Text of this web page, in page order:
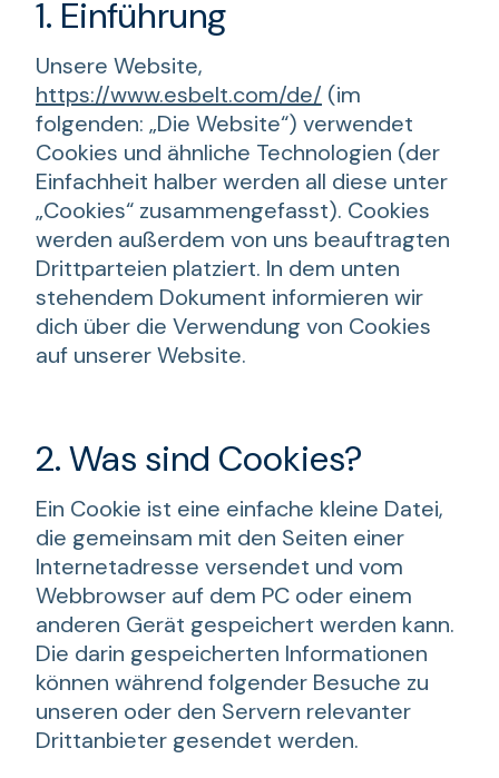
1. Einführung
Unsere Website,
https://www.esbelt.com/de/ (im
folgenden: „Die Website“) verwendet
Cookies und ähnliche Technologien (der
Einfachheit halber werden all diese unter
„Cookies“ zusammengefasst). Cookies
werden außerdem von uns beauftragten
Drittparteien platziert. In dem unten
stehendem Dokument informieren wir
dich über die Verwendung von Cookies
auf unserer Website.
2. Was sind Cookies?
Ein Cookie ist eine einfache kleine Datei,
die gemeinsam mit den Seiten einer
Internetadresse versendet und vom
Webbrowser auf dem PC oder einem
anderen Gerät gespeichert werden kann.
Die darin gespeicherten Informationen
können während folgender Besuche zu
unseren oder den Servern relevanter
Drittanbieter gesendet werden.